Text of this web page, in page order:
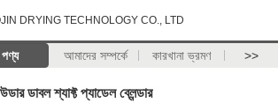
DRYING TECHNOLOGY CO., LTD
পণ্য আমাদের সম্পর্কে কারখানা ভ্রমণ >>
ডাবল শ্যাফ্ট প্যাডেল ব্লেন্ডার